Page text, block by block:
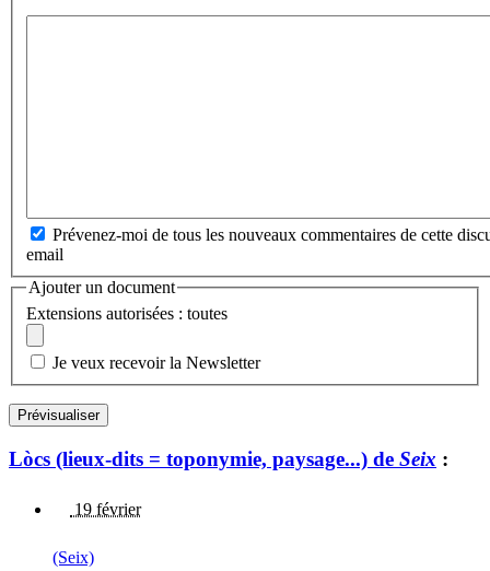
Prévenez-moi de tous les nouveaux commentaires de cette
email
Ajouter un document
Extensions autorisées : toutes
Je veux recevoir la Newsletter
Lòcs (lieux-dits = toponymie, paysage...) de Seix :
19 février
(Seix)